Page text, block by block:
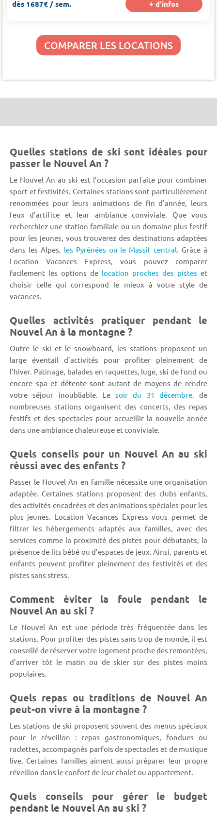
dès 1687€ / sem. + d'infos
COMPARER LES LOCATIONS
Quelles stations de ski sont idéales pour
passer le Nouvel An ?
Le Nouvel An au ski est l’occasion parfaite pour combiner
sport et festivités. Certaines stations sont particulièrement
renommées pour leurs animations de fin d’année, leurs
feux d’artifice et leur ambiance conviviale. Que vous
recherchiez une station familiale ou un domaine plus festif
pour les jeunes, vous trouverez des destinations adaptées
dans les Alpes, les Pyrénées ou le Massif central.
Grâce à
Location Vacances Express, vous pouvez comparer
facilement les options de location proches des pistes et
choisir celle qui correspond le mieux à votre style de
vacances.
Quelles activités pratiquer pendant le
Nouvel An à la montagne ?
Outre le ski et le snowboard, les stations proposent un
large éventail d’activités pour profiter pleinement de
l’hiver. Patinage, balades en raquettes, luge, ski de fond ou
encore spa et détente sont autant de moyens de rendre
votre séjour inoubliable. Le soir du 31 décembre,
de
nombreuses stations organisent des concerts, des repas
festifs et des spectacles pour accueillir la nouvelle année
dans une ambiance chaleureuse et conviviale.
Quels conseils pour un Nouvel An au ski
réussi avec des enfants ?
Passer le Nouvel An en famille nécessite une organisation
adaptée. Certaines stations proposent des clubs enfants,
des activités encadrées et des animations spéciales pour les
plus jeunes. Location Vacances Express vous permet de
filtrer les hébergements adaptés aux familles, avec des
services comme la proximité des pistes pour débutants, la
présence de lits bébé ou d’espaces de jeux. Ainsi, parents et
enfants peuvent profiter pleinement des festivités et des
pistes sans stress.
Comment éviter la foule pendant le
Nouvel An au ski ?
Le Nouvel An est une période très fréquentée dans les
stations. Pour profiter des pistes sans trop de monde, il est
conseillé de réserver votre logement proche des remontées,
d’arriver tôt le matin ou de skier sur des pistes moins
populaires.
Quels repas ou traditions de Nouvel An
peut-on vivre à la montagne ?
Les stations de ski proposent souvent des menus spéciaux
pour le réveillon : repas gastronomiques, fondues ou
raclettes, accompagnés parfois de spectacles et de musique
live. Certaines familles aiment aussi préparer leur propre
réveillon dans le confort de leur chalet ou appartement.
Quels conseils pour gérer le budget
pendant le Nouvel An au ski ?